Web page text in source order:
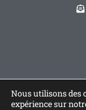
Nous utilisons des
expérience sur